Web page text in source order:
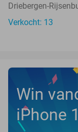
Driebergen-
Verkocht: 13
Win
iPhone